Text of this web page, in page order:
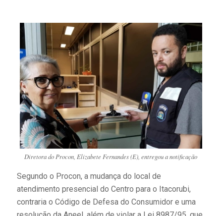
Diretora do Procon, Elizabete Fernandes (E), entregou a notificação
Segundo o Procon, a mudança do local de
atendimento presencial do Centro para o Itacorubi,
contraria o Código de Defesa do Consumidor e uma